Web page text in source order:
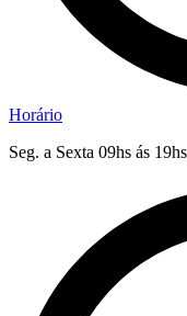
Horário
Seg. a Sexta 09hs ás 19hs